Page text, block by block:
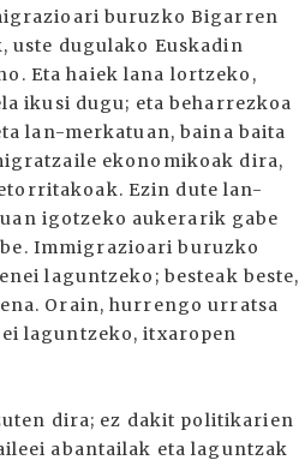
buruzko Bigarren
uste dugulako Euskadin
Eta haiek lana lortzeko,
ikusi dugu; eta beharrezkoa
lan-merkatuan, baina baita
ekonomikoak dira,
Ezin dute lan-
igotzeko aukerarik gabe
Immigrazioari buruzko
laguntzeko; besteak beste,
Orain, hurrengo urratsa
laguntzeko, itxaropen
dira; ez dakit politikarien
abantailak eta laguntzak